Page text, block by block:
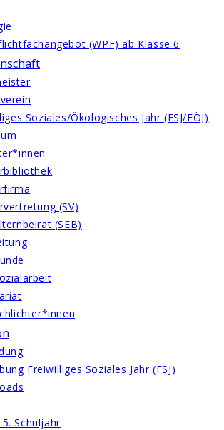
(WPF) ab Klasse 6
Soziales/Ökologisches Jahr (FSJ/FÖJ)
(SV)
(SEB)
Freiwilliges Soziales Jahr (FSJ)
Schuljahr